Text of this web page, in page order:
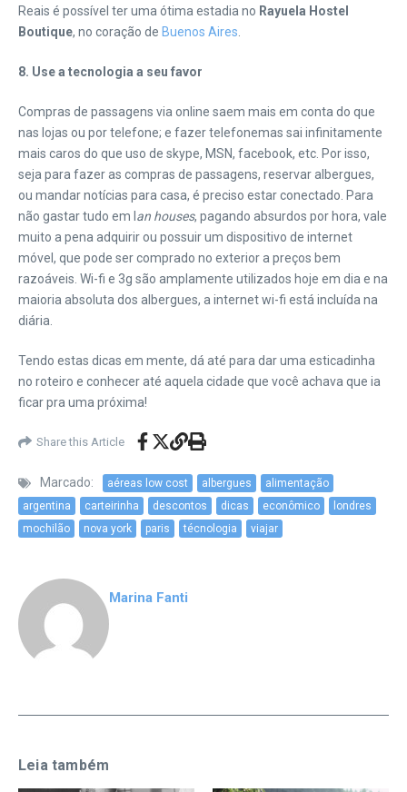
Reais é possível ter uma ótima estadia no Rayuela Hostel
Boutique, no coração de Buenos Aires
8. Use a tecnologia a seu favor
Compras de passagens via online saem mais em conta do que
nas lojas ou por telefone; e fazer telefonemas sai infinitamente
mais caros do que uso de skype, MSN, facebook, etc. Por isso,
seja para fazer as compras de passagens, reservar albergues,
ou mandar notícias para casa, é preciso estar conectado. Para
não gastar tudo em l an houses, pagando absurdos por hora, vale
muito a pena adquirir ou possuir um dispositivo de internet
móvel, que pode ser comprado no exterior a preços bem
razoáveis. Wi-fi e 3g são amplamente utilizados hoje em dia e na
maioria absoluta dos albergues, a internet wi-fi está incluída na
diária.
Tendo estas dicas em mente, dá até para dar uma esticadinha
no roteiro e conhecer até aquela cidade que você achava que ia
ficar pra uma próxima!
Share this Article
Marcado: aéreas low cost albergues
alimentação
argentina
carteirinha descontos dicas econômico
londres
mochilão
nova york paris técnologia viajar
Marina Fanti
Leia também